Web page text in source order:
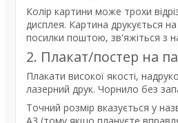
Колір картини може трохи
дисплея. Картина друкується
посилки поштою, зв'яжіться з
2. Плакат/постер на
Плакати високої якості,
лазерний друк. Чорнило без
Точний розмір вказується у